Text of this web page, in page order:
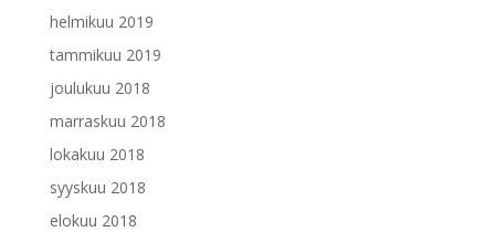
helmikuu 2019
tammikuu 2019
joulukuu 2018
marraskuu 2018
lokakuu 2018
syyskuu 2018
elokuu 2018